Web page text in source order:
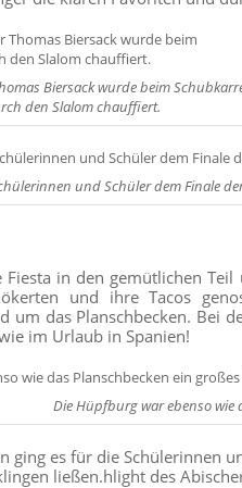
Biersack wurde beim
den Slalom chauffiert.
und Schüler dem Finale
Fiesta in den gemütlichen
und ihre Tacos
um das Planschbecken. Bei
im Urlaub in Spanien!
Die Hüpfburg war ebenso wie
ging es für die Schülerinnen
ließen.hlight des